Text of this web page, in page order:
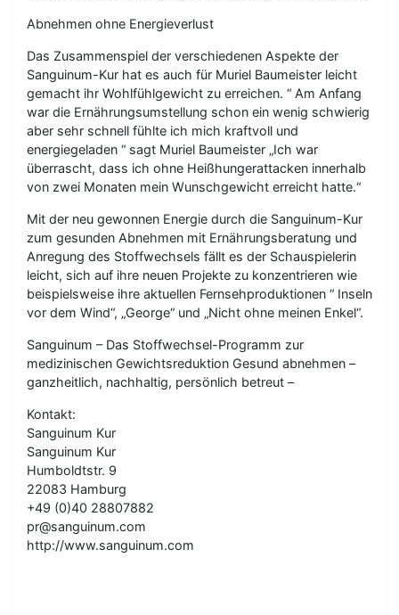
Abnehmen ohne Energieverlust
Das Zusammenspiel der verschiedenen Aspekte der
Sanguinum-Kur hat es auch für Muriel Baumeister leicht
gemacht ihr Wohlfühlgewicht zu erreichen. “ Am Anfang
war die Ernährungsumstellung schon ein wenig schwierig
aber sehr schnell fühlte ich mich kraftvoll und
energiegeladen “ sagt Muriel Baumeister „Ich war
überrascht, dass ich ohne Heißhungerattacken innerhalb
von zwei Monaten mein Wunschgewicht erreicht hatte.“
Mit der neu gewonnen Energie durch die Sanguinum-Kur
zum gesunden Abnehmen mit Ernährungsberatung und
Anregung des Stoffwechsels fällt es der Schauspielerin
leicht, sich auf ihre neuen Projekte zu konzentrieren wie
beispielsweise ihre aktuellen Fernsehproduktionen “ Inseln
vor dem Wind“, „George“ und „Nicht ohne meinen Enkel“.
Sanguinum – Das Stoffwechsel-Programm zur
medizinischen Gewichtsreduktion Gesund abnehmen –
ganzheitlich, nachhaltig, persönlich betreut –
Kontakt:
Sanguinum Kur
Sanguinum Kur
Humboldtstr. 9
22083 Hamburg
+49 (0)40 28807882
pr@sanguinum.com
http://www.sanguinum.com